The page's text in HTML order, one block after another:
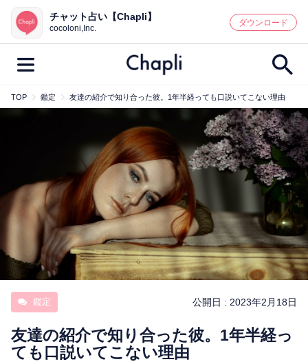
鑑定記事・占い師検索
最新記事一覧
人気記事一覧
カテゴリー別
鑑定 占い師 キャンペーン
キーワード別
彼の気持ち 恋の行方 時期
今週の運勢 彼氏 片思い 結婚
相性
チャット占い【Chapli】
cocoloni,Inc.
ダウンロード
TOP 鑑定 友達の紹介で知り合った彼。1年半経っても口説いてこない理由
鑑定 公開日 : 2023年2月18日
友達の紹介で知り合った彼。1年半経っ
ても口説いてこない理由